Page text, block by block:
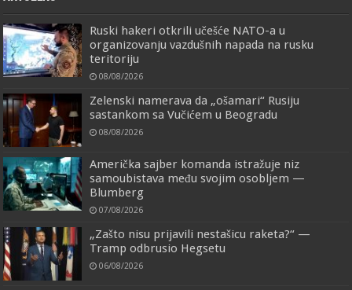
Ruski hakeri otkrili učešće NATO-a u
organizovanju vazdušnih napada na rusku
teritoriju
08/08/2026
Zelenski namerava da „ošamari“ Rusiju
sastankom sa Vučićem u Beogradu
08/08/2026
Američka sajber komanda istražuje niz
samoubistava među svojim osobljem —
Blumberg
07/08/2026
„Zašto nisu prijavili nestašicu raketa?“ —
Tramp odbrusio Hegsetu
06/08/2026